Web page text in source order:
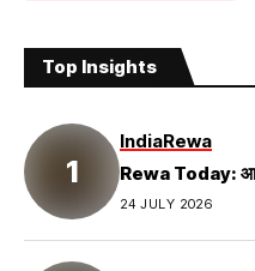
Top Insights
IndiaRewa
Rewa Today:
24 JULY 2026